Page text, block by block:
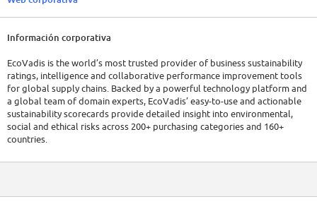
Información corporativa
EcoVadis is the world’s most trusted provider of business sustainability
ratings, intelligence and collaborative performance improvement tools
for global supply chains. Backed by a powerful technology platform and
a global team of domain experts, EcoVadis’ easy-to-use and actionable
sustainability scorecards provide detailed insight into environmental,
social and ethical risks across 200+ purchasing categories and 160+
countries.
Industry leaders such as Verizon, Johnson & Johnson, Subway, Coca Cola